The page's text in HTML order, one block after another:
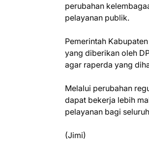
perubahan
pelayanan publik.
Pemerintah
yang diberikan oleh
agar raperda yang
Melalui perubahan
dapat bekerja lebih
pelayanan bagi
(Jimi)